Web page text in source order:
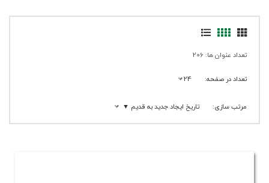
تعداد عنوان ها: 206
تعداد در صفحه: 24
مرتب سازی: تاریخ ایجاد جدید به قدیم ▼